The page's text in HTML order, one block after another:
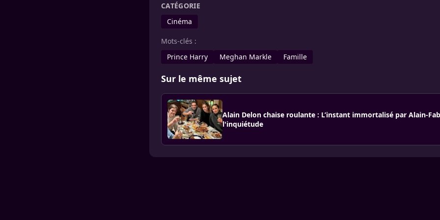
CATÉGORIE
Cinéma
Mots-clés :
Prince Harry
Meghan Markle Famille
Sur le même sujet
Alain Delon chaise roulante : L’instant immortalisé par Alain-
l'inquiétude